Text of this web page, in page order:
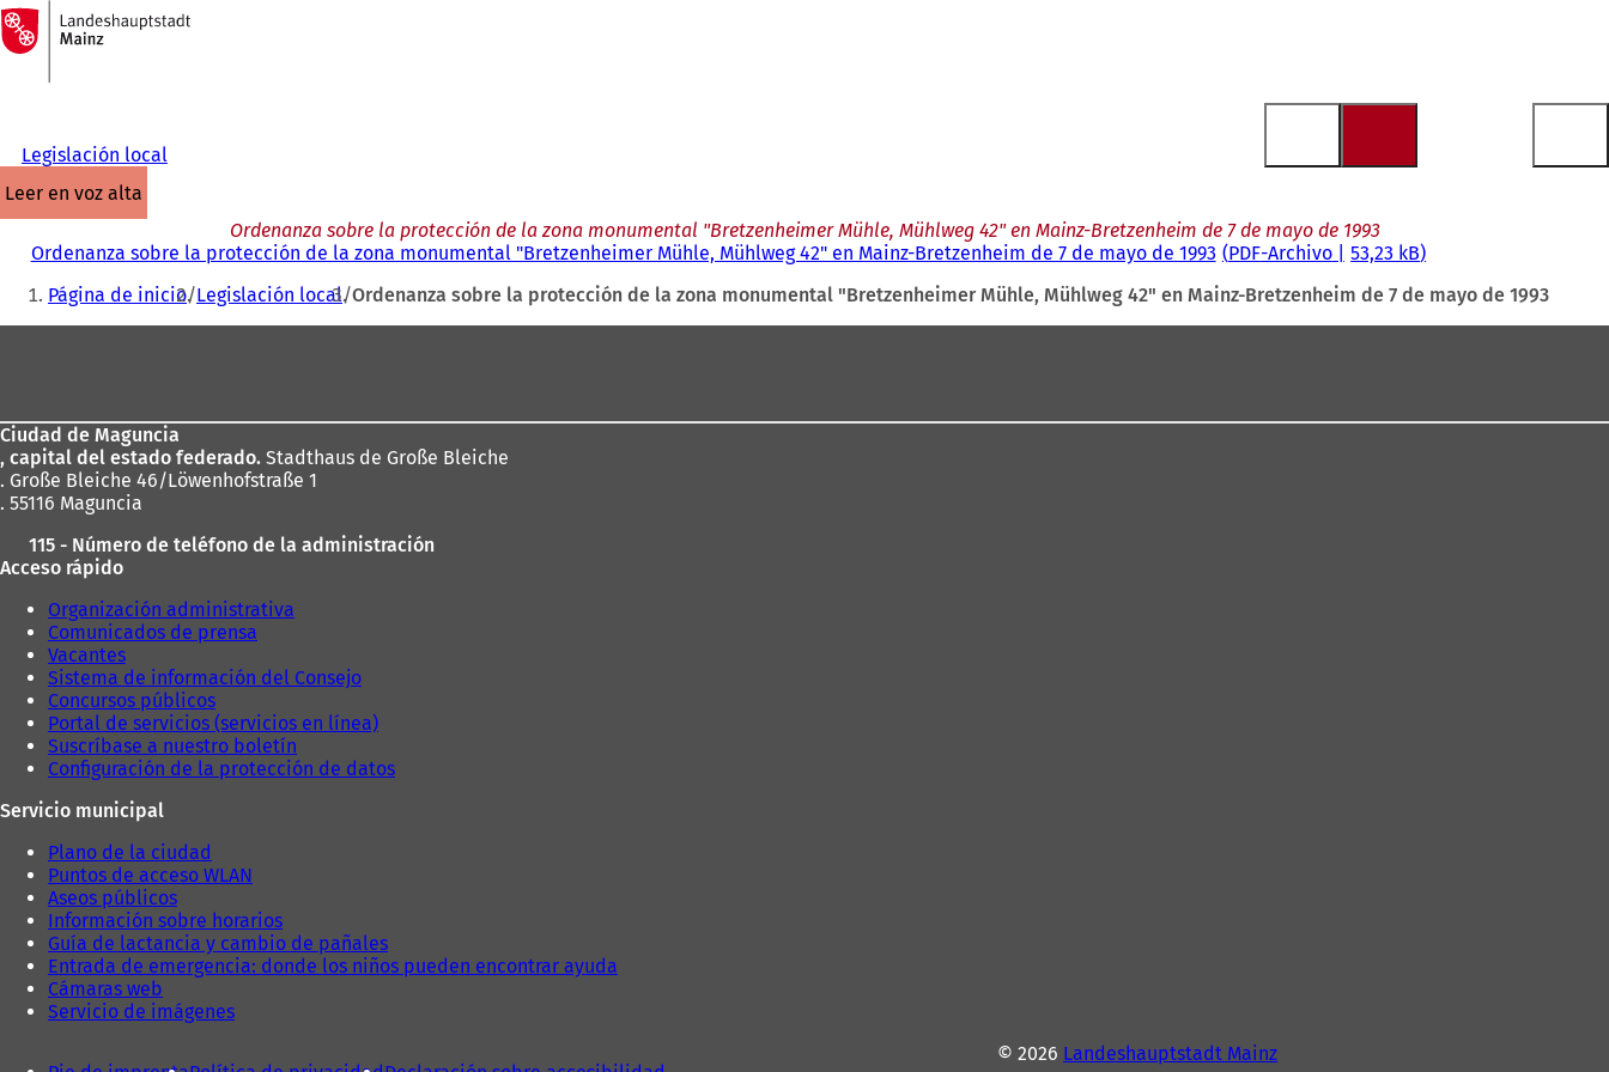
Saltar al contenido
A
la
página
Legislación local
leer en voz alta
Ordenanza sobre la protección de la zona monumental "Bretzenheimer Mühle, Mühlweg 42" en Mainz-Bretzenheim de 7 de mayo de 1993
Ordenanza sobre la protección de la zona monumental "Bretzenheimer Mühle, Mühlweg 42" en Mainz-Bretzenheim de 7 de mayo de 1993 PDF-Archivo 53,23 kB
Estás
aquí:
Página de inicio Legislación local Ordenanza sobre la protección de la zona monumental "Bretzenheimer Mühle, Mühlweg 42" en Mainz-Bretzenheim de 7 de mayo de 1993
pies
Ciudad de Maguncia
, capital del estado federado. Stadthaus de Große Bleiche
. Große Bleiche 46/Löwenhofstraße 1
. 55116 Maguncia
115 - Número de teléfono de la administración
Acceso rápido
Organización administrativa
Comunicados de prensa
Vacantes
Sistema de información del Consejo
Concursos públicos
Portal de servicios (servicios en línea)
Suscríbase a nuestro boletín
Configuración de la protección de datos
Servicio municipal
Plano de la ciudad
Puntos de acceso WLAN
Aseos públicos
Información sobre horarios
Guía de lactancia y cambio de pañales
Entrada de emergencia: donde los niños pueden encontrar ayuda
Cámaras web
Servicio de imágenes
© 2026 Landeshauptstadt Mainz